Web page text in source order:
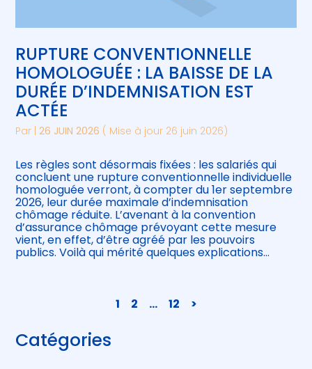
RUPTURE CONVENTIONNELLE
HOMOLOGUÉE : LA BAISSE DE LA
DURÉE D’INDEMNISATION EST
ACTÉE
Par |26 JUIN 2026 ( Mise à jour 26 juin 2026)
Les règles sont désormais fixées : les salariés qui
concluent une rupture conventionnelle individuelle
homologuée verront, à compter du 1er septembre
2026, leur durée maximale d’indemnisation
chômage réduite. L’avenant à la convention
d’assurance chômage prévoyant cette mesure
vient, en effet, d’être agréé par les pouvoirs
publics. Voilà qui mérité quelques explications…
1 2 … 12 >
Blog
sidebar
Catégories